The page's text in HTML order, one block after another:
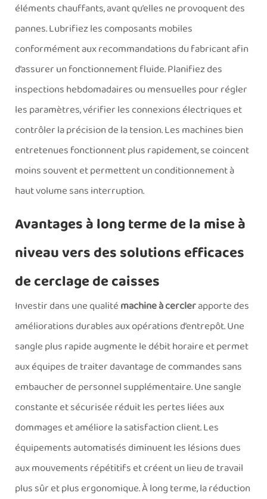
éléments chauffants, avant qu’elles ne provoquent des
pannes. Lubrifiez les composants mobiles
conformément aux recommandations du fabricant afin
d’assurer un fonctionnement fluide. Planifiez des
inspections hebdomadaires ou mensuelles pour régler
les paramètres, vérifier les connexions électriques et
contrôler la précision de la tension. Les machines bien
entretenues fonctionnent plus rapidement, se coincent
moins souvent et permettent un conditionnement à
haut volume sans interruption.
Avantages à long terme de la mise à
niveau vers des solutions efficaces
de cerclage de caisses
Investir dans une qualitémachine à cerclerapporte des
améliorations durables aux opérations d’entrepôt. Une
sangle plus rapide augmente le débit horaire et permet
aux équipes de traiter davantage de commandes sans
embaucher de personnel supplémentaire. Une sangle
constante et sécurisée réduit les pertes liées aux
dommages et améliore la satisfaction client. Les
équipements automatisés diminuent les lésions dues
aux mouvements répétitifs et créent un lieu de travail
plus sûr et plus ergonomique. À long terme, la réduction